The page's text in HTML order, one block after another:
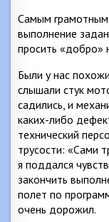
Самым
выполнение
просить «добро»
Были у нас
слышали стук
садились, и
каких-либо
технический
трусости: «Сами
я поддался
закончить
полет по
очень дорожил.